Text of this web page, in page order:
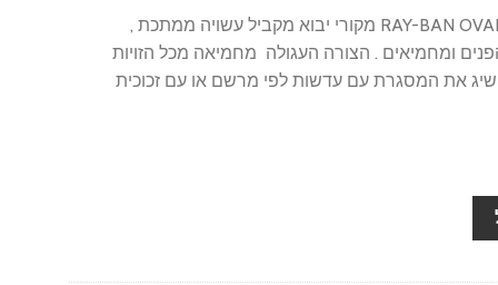
משקפי שמש RAY-BAN OVAL RB3547 001/3M מקורי יבוא מקביל עשויה ממתכת ,
ומחמיאים . הצורה העגולה מחמיאה מכל הזויות
את המסגרת עם עדשות לפי מרשם או עם זכוכית